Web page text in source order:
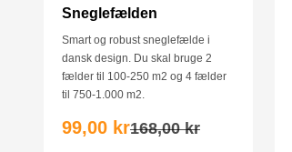
Sneglefælden
Smart og robust sneglefælde i
dansk design. Du skal bruge 2
fælder til 100-250 m2 og 4 fælder
til 750-1.000 m2.
Salgspris
99,00 krNormalpris
168,00 kr